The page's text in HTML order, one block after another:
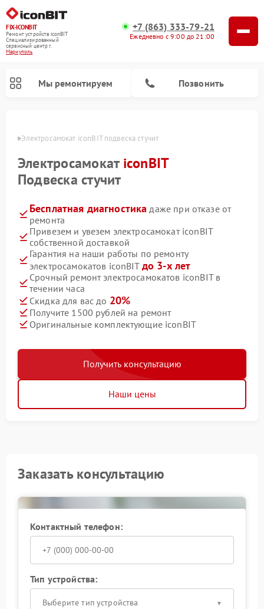
FIX-ICONBIT
Ремонт устройств iconBIT
Специализированный
cервисный центр г.
Мариуполь
+7 (863) 333-79-21
Ежедневно с 9:00 до 21:00
Мы ремонтируем Позвонить
Электросамокат iconBIT подвеска стучит
Электросамокат iconBIT
Подвеска стучит
Бесплатная диагностика даже при отказе от
ремонта
Привезем и увезем электросамокат iconBIT
собственной доставкой
Гарантия на наши работы по ремонту
электросамокатов iconBIT до 3-х лет
Срочный ремонт электросамокатов iconBIT в
течении часа
Скидка для вас до 20%
Получите 1500 рублей на ремонт
Оригинальные комплектующие iconBIT
Получить консультацию
Наши цены
Заказать консультацию
Контактный телефон:
Тип устройства:
Выберите тип устройства